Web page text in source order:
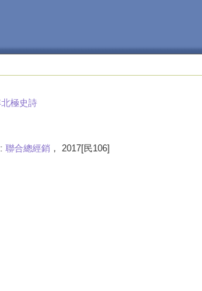
極史詩
聯合總經銷 ， 2017[民106]